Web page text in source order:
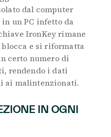
dal computer
un PC infetto da
IronKey rimane
e si riformatta
certo numero di
rendendo i dati
ai malintenzionati.
IN OGNI